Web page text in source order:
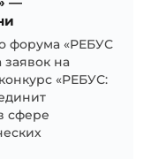
форума «РЕБУС
заявок на
«РЕБУС:
сфере